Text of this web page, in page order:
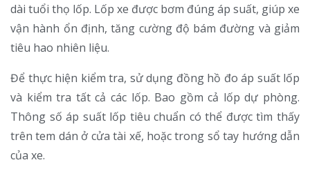
dài tuổi thọ lốp. Lốp xe được bơm đúng áp suất, giúp xe
vận hành ổn định, tăng cường độ bám đường và giảm
tiêu hao nhiên liệu.
Để thực hiện kiểm tra, sử dụng đồng hồ đo áp suất lốp
và kiểm tra tất cả các lốp. Bao gồm cả lốp dự phòng.
Thông số áp suất lốp tiêu chuẩn có thể được tìm thấy
trên tem dán ở cửa tài xế, hoặc trong sổ tay hướng dẫn
của xe.